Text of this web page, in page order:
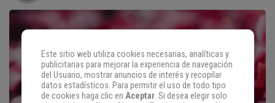
Este sitio web utiliza cookies necesarias, analíticas y
publicitarias para mejorar la experiencia de navegación
del Usuario, mostrar anuncios de interés y recopilar
datos estadísticos. Para permitir el uso de todo tipo
de cookies haga clic en Aceptar. Si desea elegir solo